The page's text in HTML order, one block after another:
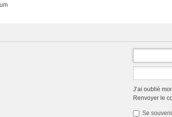
J’ai oublié
Renvoyer le
Se